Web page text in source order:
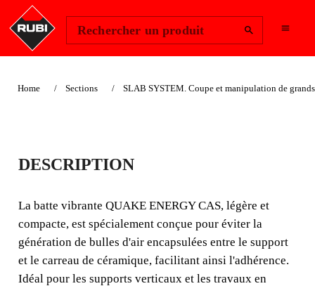
Rechercher un produit
Home Sections SLAB SYSTEM. Coupe et manipulation de
BATTE VIBRANTE
QUAKE ENERGY
CAS
BATTE VIBRANTE LÉGÈRE
ET COMPACTE
DESCRIPTION
La batte vibrante QUAKE ENERGY CAS, légère et
compacte, est spécialement conçue pour éviter la
génération de bulles d'air encapsulées entre le support
et le carreau de céramique, facilitant ainsi l'adhérence.
Idéal pour les supports verticaux et les travaux en